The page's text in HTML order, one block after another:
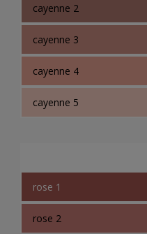
cayenne 2
cayenne 3
cayenne 4
cayenne 5
rose 1
rose 2